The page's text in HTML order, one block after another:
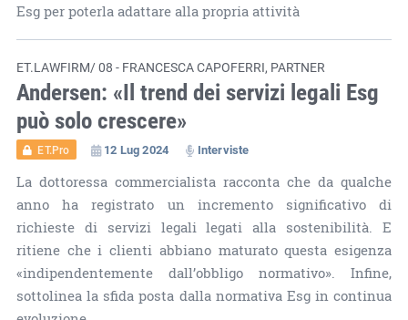
Esg per poterla adattare alla propria attività
ET.LAWFIRM/ 08 - FRANCESCA CAPOFERRI, PARTNER
Andersen: «Il trend dei servizi legali Esg
può solo crescere»
ET.Pro 12 Lug 2024 Interviste
La dottoressa commercialista racconta che da qualche
anno ha registrato un incremento significativo di
richieste di servizi legali legati alla sostenibilità. E
ritiene che i clienti abbiano maturato questa esigenza
«indipendentemente dall’obbligo normativo». Infine,
sottolinea la sfida posta dalla normativa Esg in continua